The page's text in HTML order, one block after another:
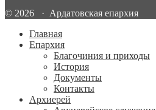
© 2026 · Ардатовская епархия
Главная
Епархия
Благочиния и приходы
История
Документы
Контакты
Архиерей